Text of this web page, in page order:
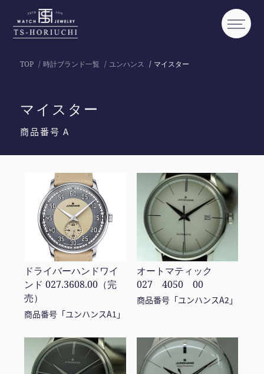
TOP 時計ブランド一覧 ユンハンス マイスター
マイスター
商品番号 A
ドライバーハンドワイ
ンド 027.3608.00（完
売）
商品番号「ユンハンスA1」
オートマティック
027 4050 00
商品番号「ユンハンスA2」